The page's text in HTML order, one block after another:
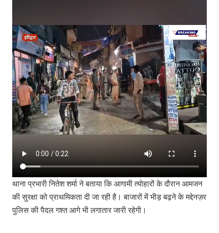
थाना प्रभारी नितेश शर्मा ने बताया कि आगामी त्योहारों के दौरान आमजन
की सुरक्षा को प्राथमिकता दी जा रही है। बाजारों में भीड़ बढ़ने के मद्देनज़र
पुलिस की पैदल गश्त आगे भी लगातार जारी रहेगी।